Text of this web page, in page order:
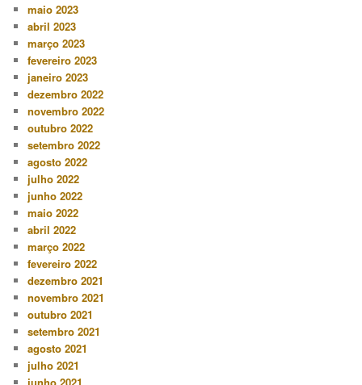
maio 2023
abril 2023
março 2023
fevereiro 2023
janeiro 2023
dezembro 2022
novembro 2022
outubro 2022
setembro 2022
agosto 2022
julho 2022
junho 2022
maio 2022
abril 2022
março 2022
fevereiro 2022
dezembro 2021
novembro 2021
outubro 2021
setembro 2021
agosto 2021
julho 2021